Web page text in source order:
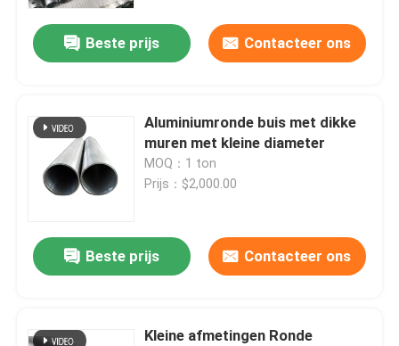
Beste prijs Contacteer ons
Aluminiumronde buis met dikke
muren met kleine diameter
MOQ：1 ton
Prijs：$2,000.00
Beste prijs Contacteer ons
Kleine afmetingen Ronde